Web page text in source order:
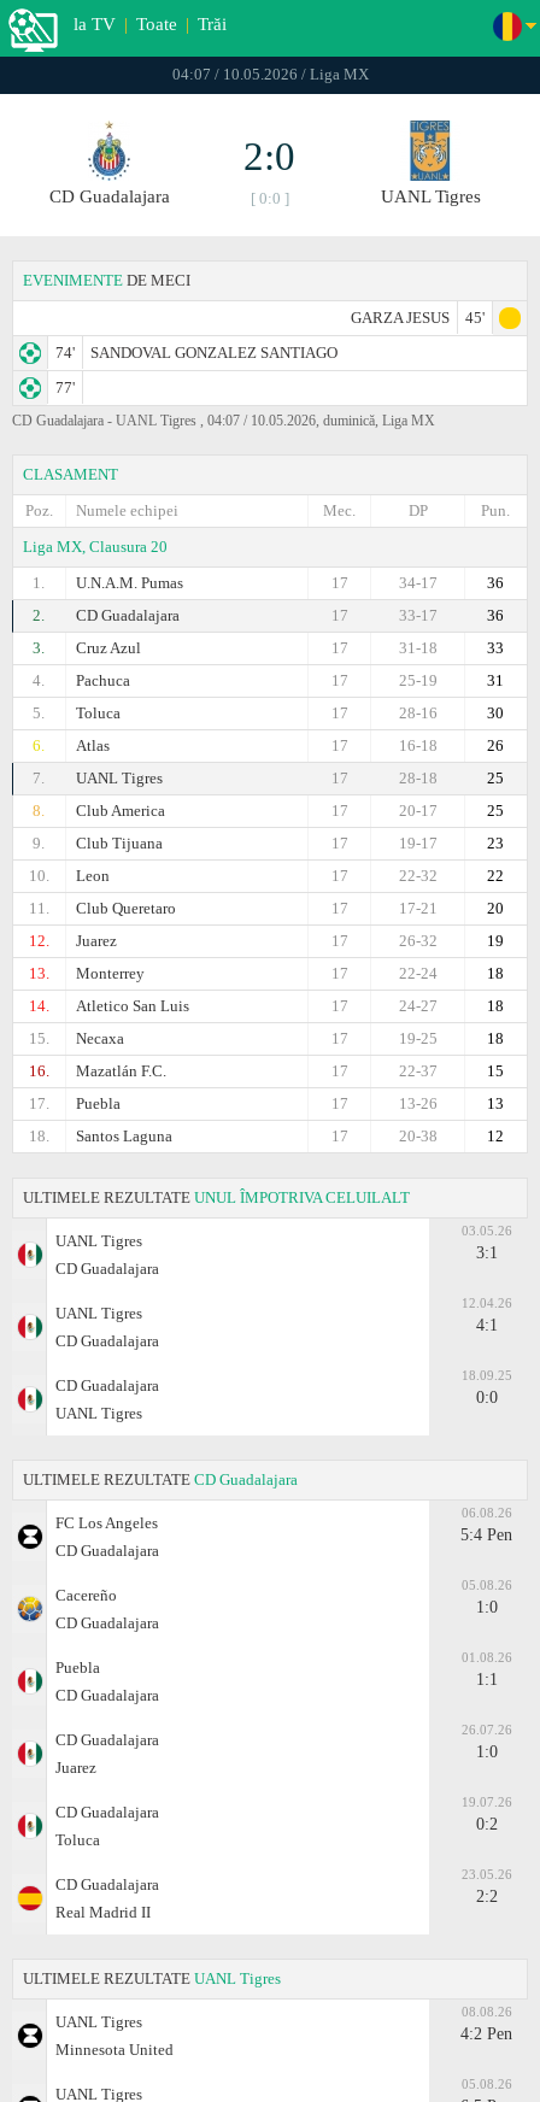
la TV | Toate | Trăi
04:07 / 10.05.2026 / Liga MX
CD Guadalajara
2:0
[ 0:0 ] UANL Tigres
EVENIMENTE DE MECI
GARZA JESUS
45'
74'
SANDOVAL GONZALEZ SANTIAGO
77'
CD Guadalajara - UANL Tigres , 04:07 / 10.05.2026, duminică, Liga MX
CLASAMENT
Poz.
Numele echipei Pun.
DP
Mec.
Liga MX, Clausura 20
1.
U.N.A.M. Pumas 36
34-17
17
2.
CD Guadalajara 36
33-17
17
3.
Cruz Azul 33
31-18
17
4.
Pachuca 31
25-19
17
5.
Toluca 30
28-16
17
6.
Atlas 26
16-18
17
7.
UANL Tigres 25
28-18
17
8.
Club America 25
20-17
17
9.
Club Tijuana 23
19-17
17
10.
Leon 22
22-32
17
11.
Club Queretaro 20
17-21
17
12.
Juаrez 19
26-32
17
13.
Monterrey 18
22-24
17
14.
Atlеtico San Luis 18
24-27
17
15.
Necaxa 18
19-25
17
16.
Mazatlán F.C. 15
22-37
17
17.
Puebla 13
13-26
17
18.
Santos Laguna 12
20-38
17
ULTIMELE REZULTATE UNUL ÎMPOTRIVA CELUILALT
UANL Tigres
CD Guadalajara
03.05.26
3:1
UANL Tigres
CD Guadalajara
12.04.26
4:1
CD Guadalajara
UANL Tigres
18.09.25
0:0
ULTIMELE REZULTATE CD Guadalajara
FC Los Angeles
CD Guadalajara
06.08.26
5:4 Pen
Cacereño
CD Guadalajara
05.08.26
1:0
Puebla
CD Guadalajara
01.08.26
1:1
CD Guadalajara
Juаrez
26.07.26
1:0
CD Guadalajara
Toluca
19.07.26
0:2
CD Guadalajara
Real Madrid II
23.05.26
2:2
ULTIMELE REZULTATE UANL Tigres
UANL Tigres
Minnesota United
08.08.26
4:2 Pen
UANL Tigres
05.08.26